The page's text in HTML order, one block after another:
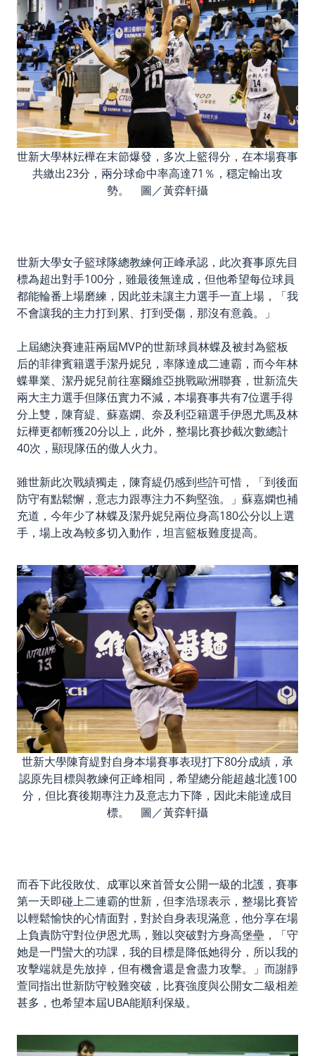
世新大學林妘樺在末節爆發，多次上籃得分，在本場賽事
共繳出23分，兩分球命中率高達71％，穩定輸出攻
勢。 圖／黃弈軒攝
世新大學女子籃球隊總教練何正峰承認，此次賽事原先目
標為超出對手100分，雖最後無達成，但他希望每位球員
都能輪番上場磨練，因此並未讓主力選手一直上場，「我
不會讓我的主力打到累、打到受傷，那沒有意義。」
上屆總決賽連莊兩屆MVP的世新球員林蝶及被封為籃板
后的菲律賓籍選手潔丹妮兒，率隊達成二連霸，而今年林
蝶畢業、潔丹妮兒前往塞爾維亞挑戰歐洲聯賽，世新流失
兩大主力選手但隊伍實力不減，本場賽事共有7位選手得
分上雙，陳育緹、蘇嘉嫻、奈及利亞籍選手伊恩尤馬及林
妘樺更都斬獲20分以上，此外，整場比賽抄截次數總計
40次，顯現隊伍的傲人火力。
雖世新此次戰績獨走，陳育緹仍感到些許可惜，「到後面
防守有點鬆懈，意志力跟專注力不夠堅強。」蘇嘉嫻也補
充道，今年少了林蝶及潔丹妮兒兩位身高180公分以上選
手，場上改為較多切入動作，坦言籃板難度提高。
世新大學陳育緹對自身本場賽事表現打下80分成績，承
認原先目標與教練何正峰相同，希望總分能超越北護100
分，但比賽後期專注力及意志力下降，因此未能達成目
標。 圖／黃弈軒攝
而吞下此役敗仗、成軍以來首晉女公開一級的北護，賽事
第一天即碰上二連霸的世新，但李浩璟表示，整場比賽皆
以輕鬆愉快的心情面對，對於自身表現滿意，他分享在場
上負責防守對位伊恩尤馬，難以突破對方身高堡壘，「守
她是一門蠻大的功課，我的目標是降低她得分，所以我的
攻擊端就是先放掉，但有機會還是會盡力攻擊。」而謝靜
萱同指出世新防守較難突破，比賽強度與公開女二級相差
甚多，也希望本屆UBA能順利保級。